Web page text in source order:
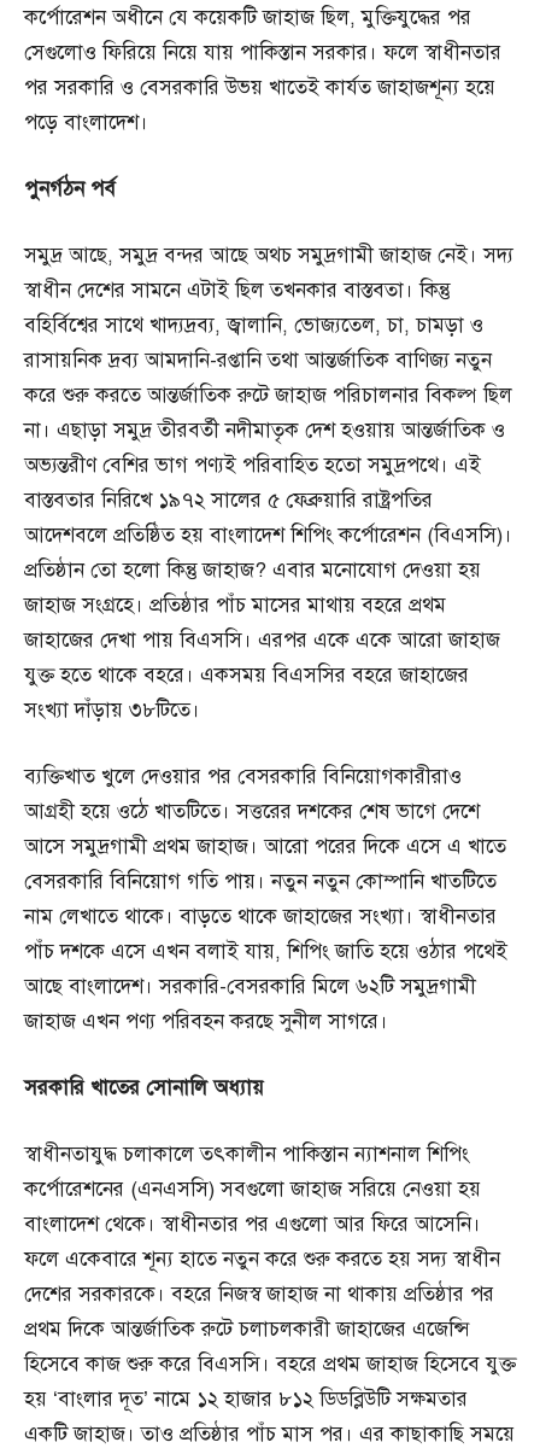
কর্পোরেশন অধীনে যে কয়েকটি জাহাজ ছিল, মুক্তিযুদ্ধের পর
সেগুলোও ফিরিয়ে নিয়ে যায় পাকিস্তান সরকার। ফলে স্বাধীনতার
পর সরকারি ও বেসরকারি উভয় খাতেই কার্যত জাহাজশূন্য হয়ে
পড়ে বাংলাদেশ।
পুনর্গঠনপর্ব
সমুদ্র আছে, সমুদ্র বন্দর আছে অথচ সমুদ্রগামী জাহাজ নেই। সদ্য
স্বাধীন দেশের সামনে এটাই ছিল তখনকার বাস্তবতা। কিন্তু
বহির্বিশ্বের সাথে খাদ্যদ্রব্য, জ্বালানি, ভোজ্যতেল, চা, চামড়া ও
রাসায়নিক দ্রব্য আমদানি-রপ্তানি তথা আন্তর্জাতিক বাণিজ্য নতুন
করে শুরু করতে আন্তর্জাতিক রুটে জাহাজ পরিচালনার বিকল্প ছিল
না। এছাড়া সমুদ্র তীরবর্তী নদীমাতৃক দেশ হওয়ায় আন্তর্জাতিক ও
অভ্যন্তরীণ বেশির ভাগ পণ্যই পরিবাহিত হতো সমুদ্রপথে। এই
বাস্তবতার নিরিখে ১৯৭২ সালের ৫ ফেব্রুয়ারি রাষ্ট্রপতির
আদেশবলে প্রতিষ্ঠিত হয় বাংলাদেশ শিপিং কর্পোরেশন (বিএসসি)।
প্রতিষ্ঠান তো হলো কিন্তু জাহাজ? এবার মনোযোগ দেওয়া হয়
জাহাজ সংগ্রহে। প্রতিষ্ঠার পাঁচ মাসের মাথায় বহরে প্রথম
জাহাজের দেখা পায় বিএসসি। এরপর একে একে আরো জাহাজ
যুক্ত হতে থাকে বহরে। একসময় বিএসসির বহরে জাহাজের
সংখ্যা দাঁড়ায় ৩৮টিতে।
ব্যক্তিখাত খুলে দেওয়ার পর বেসরকারি বিনিয়োগকারীরাও
আগ্রহী হয়ে ওঠে খাতটিতে। সত্তরের দশকের শেষ ভাগে দেশে
আসে সমুদ্রগামী প্রথম জাহাজ। আরো পরের দিকে এসে এ খাতে
বেসরকারি বিনিয়োগ গতি পায়। নতুন নতুন কোম্পানি খাতটিতে
নাম লেখাতে থাকে। বাড়তে থাকে জাহাজের সংখ্যা। স্বাধীনতার
পাঁচ দশকে এসে এখন বলাই যায়, শিপিং জাতি হয়ে ওঠার পথেই
আছে বাংলাদেশ। সরকারি-বেসরকারি মিলে ৬২টি সমুদ্রগামী
জাহাজ এখন পণ্য পরিবহন করছে সুনীল সাগরে।
সরকারিখাতেরসোনালিঅধ্যায়
স্বাধীনতাযুদ্ধ চলাকালে তৎকালীন পাকিস্তান ন্যাশনাল শিপিং
কর্পোরেশনের (এনএসসি) সবগুলো জাহাজ সরিয়ে নেওয়া হয়
বাংলাদেশ থেকে। স্বাধীনতার পর এগুলো আর ফিরে আসেনি।
ফলে একেবারে শূন্য হাতে নতুন করে শুরু করতে হয় সদ্য স্বাধীন
দেশের সরকারকে। বহরে নিজস্ব জাহাজ না থাকায় প্রতিষ্ঠার পর
প্রথম দিকে আন্তর্জাতিক রুটে চলাচলকারী জাহাজের এজেন্সি
হিসেবে কাজ শুরু করে বিএসসি। বহরে প্রথম জাহাজ হিসেবে যুক্ত
হয় ‘বাংলার দূত’ নামে ১২ হাজার ৮১২ ডিডব্লিউটি সক্ষমতার
একটি জাহাজ। তাও প্রতিষ্ঠার পাঁচ মাস পর। এর কাছাকাছি সময়ে